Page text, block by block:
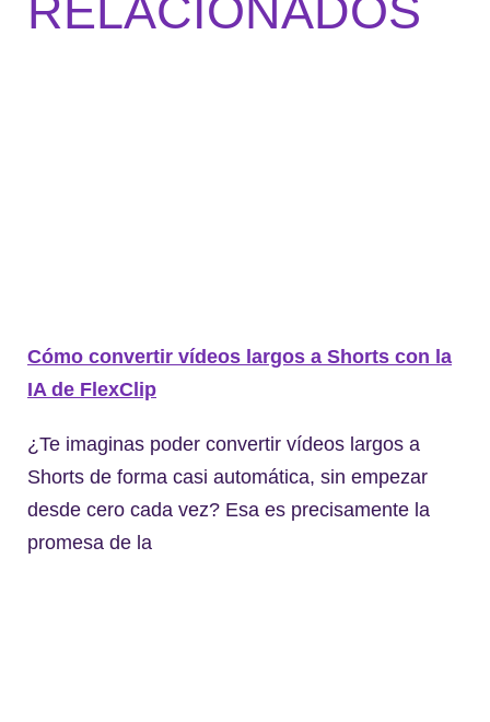
RELACIONADOS
Cómo convertir vídeos largos a Shorts con la
IA de FlexClip
¿Te imaginas poder convertir vídeos largos a
Shorts de forma casi automática, sin empezar
desde cero cada vez? Esa es precisamente la
promesa de la